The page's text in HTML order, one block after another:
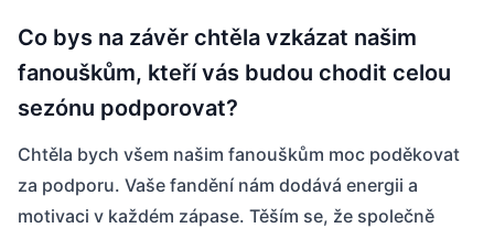
Co bys na závěr chtěla vzkázat našim
fanouškům, kteří vás budou chodit celou
sezónu podporovat?
Chtěla bych všem našim fanouškům moc poděkovat
za podporu. Vaše fandění nám dodává energii a
motivaci v každém zápase. Těším se, že společně